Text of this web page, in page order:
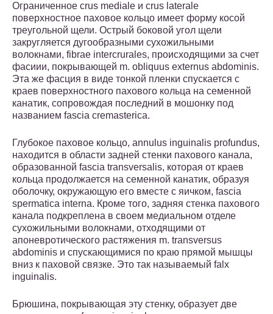
Ограниченное crus mediale и crus laterale
поверхностное паховое кольцо имеет форму косой
треугольной щели. Острый боковой угол щели
закругляется дугообразными сухожильными
волокнами, fibrae intercrurales, происходящими за счет
фасиии, покрывающей m. obliquus externus abdominis.
Эта же фасция в виде тонкой пленки спускается с
краев поверхностного пахового кольца на семенной
канатик, сопровождая последний в мошонку под
названием fascia cremasterica.
Глубокое паховое кольцо, annulus inguinalis profundus,
находится в области задней стенки пахового канала,
образованной fascia transversalis, которая от краев
кольца продолжается на семенной канатик, образуя
оболочку, окружающую его вместе с яичком, fascia
spermatica interna. Кроме того, задняя стенка пахового
канала подкреплена в своем медиальном отделе
сухожильными волокнами, отходящими от
апоневротического растяжения m. transversus
abdominis и спускающимися по краю прямой мышцы
вниз к паховой связке. Это так называемый falx
inguinalis.
Брюшина, покрывающая эту стенку, образует две